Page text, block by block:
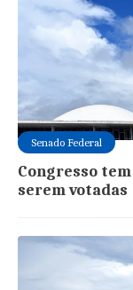
Senado Federal
Congresso
serem votadas